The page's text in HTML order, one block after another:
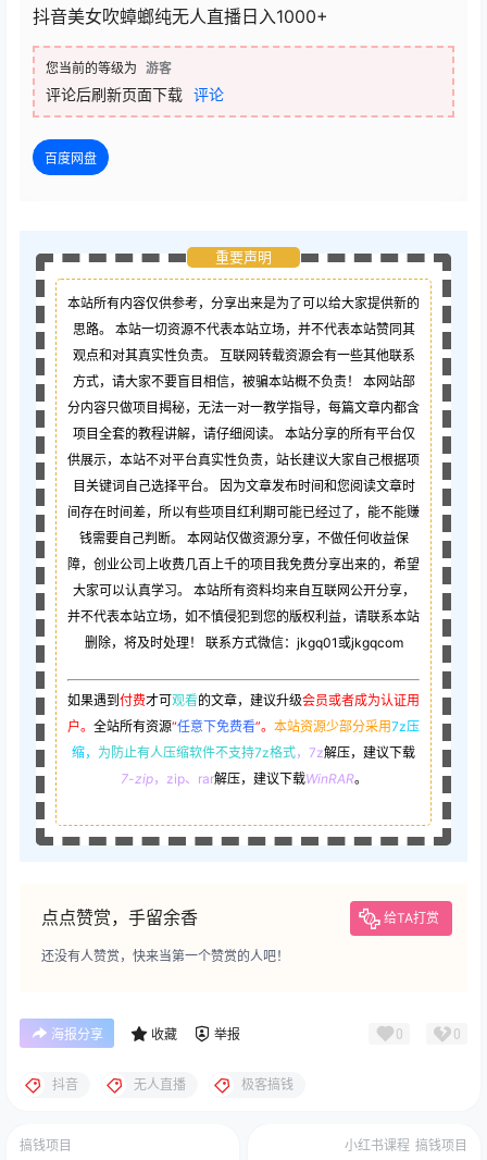
抖音美女吹蟑螂纯无人直播日入1000+
您当前的等级为 游客
评论后刷新页面下载 评论
百度网盘
重要声明
本站所有内容仅供参考，分享出来是为了可以给大家提供新的
思路。 本站一切资源不代表本站立场，并不代表本站赞同其
观点和对其真实性负责。 互联网转载资源会有一些其他联系
方式，请大家不要盲目相信，被骗本站概不负责！ 本网站部
分内容只做项目揭秘，无法一对一教学指导，每篇文章内都含
项目全套的教程讲解，请仔细阅读。 本站分享的所有平台仅
供展示，本站不对平台真实性负责，站长建议大家自己根据项
目关键词自己选择平台。 因为文章发布时间和您阅读文章时
间存在时间差，所以有些项目红利期可能已经过了，能不能赚
钱需要自己判断。 本网站仅做资源分享，不做任何收益保
障，创业公司上收费几百上千的项目我免费分享出来的，希望
大家可以认真学习。 本站所有资料均来自互联网公开分享，
并不代表本站立场，如不慎侵犯到您的版权利益，请联系本站
删除，将及时处理！ 联系方式微信：jkgq01或jkgqcom
如果遇到付费才可观看的文章，建议升级会员或者成为认证用
户。 全站所有资源“任意下免费看”。 本站资源少部分采用7z压
缩， 为防止有人压缩软件不支持7z格式，7z解压，建议下载
7-zip，zip、rar解压，建议下载WinRAR。
点点赞赏，手留余香 给TA打赏
还没有人赞赏，快来当第一个赞赏的人吧！
海报分享 收藏 举报 0 0
抖音 无人直播 极客搞钱
搞钱项目 小红书课程 搞钱项目